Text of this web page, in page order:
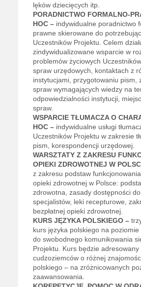
lęków dziecięcych itp.
PORADNICTWO FORMALNO-
HOC – indywidualne poradnictwo
prawne skierowane do
Uczestników Projektu. Celem
zindywidualizowane wsparcie w
problemów życiowych
spraw urzędowych, kontaktach z
instytucjami, przygotowaniu pism,
spraw wymagających wiedzy na
odpowiedzialności instytucji,
spraw.
WSPARCIE TŁUMACZA O
HOC – indywidualne usługi
Uczestników Projektu w zakresie
pism, korespondencji urzędowej.
WARSZTATY Z ZAKRESU
OPIEKI ZDROWOTNEJ W
z zakresu podstaw
opieki zdrowotnej w Polsce:
zdrowotna, zasady dostępności
specjalistów, leki recepturowe,
bezpłatnej opieki zdrowotnej.
KURS JĘZYKA POLSKIEGO –
kurs języka polskiego na
do swobodnego komunikowania
Projektu. Kurs będzie adresowany
cudzoziemców o różnej
polskiego – na zróżnicowanych
zaawansowania.